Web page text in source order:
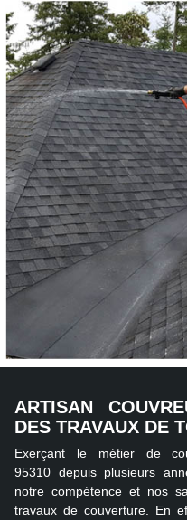
ARTISAN
DES TRAVAUX DE
Exerçant le métier de
95310 depuis plusieurs
notre compétence et nos
travaux de couverture. En